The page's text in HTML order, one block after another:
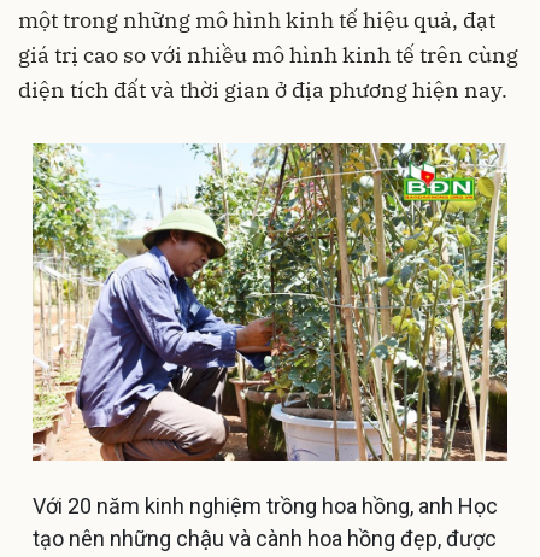
một trong những mô hình kinh tế hiệu quả, đạt
giá trị cao so với nhiều mô hình kinh tế trên cùng
diện tích đất và thời gian ở địa phương hiện nay.
Với 20 năm kinh nghiệm trồng hoa hồng, anh Học
tạo nên những chậu và cành hoa hồng đẹp, được